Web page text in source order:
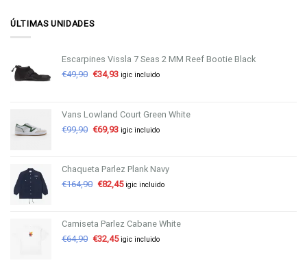
ÚLTIMAS UNIDADES
Escarpines Vissla 7 Seas 2 MM Reef Bootie Black
€49,90 €34,93 igic incluido
Vans Lowland Court Green White
€99,90 €69,93 igic incluido
Chaqueta Parlez Plank Navy
€164,90 €82,45 igic incluido
Camiseta Parlez Cabane White
€64,90 €32,45 igic incluido